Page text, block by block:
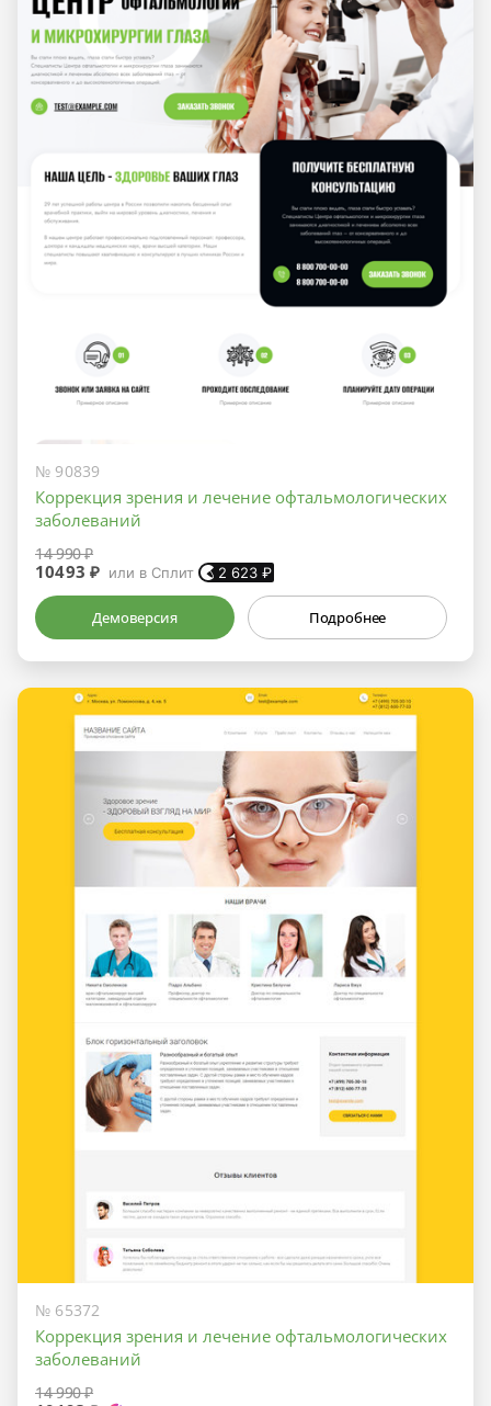
№ 90839
Коррекция зрения и лечение офтальмологических
заболеваний
14 990 ₽
10493 ₽ или в Сплит 2 623 ₽
Демоверсия Подробнее
№ 65372
Коррекция зрения и лечение офтальмологических
заболеваний
14 990 ₽